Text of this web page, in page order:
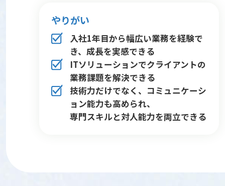
やりがい
入社1年目から幅広い業務を経験で
き、成長を実感できる
ITソリューションでクライアントの
業務課題を解決できる
技術力だけでなく、コミュニケーシ
ョン能力も高められ、
専門スキルと対人能力を両立できる